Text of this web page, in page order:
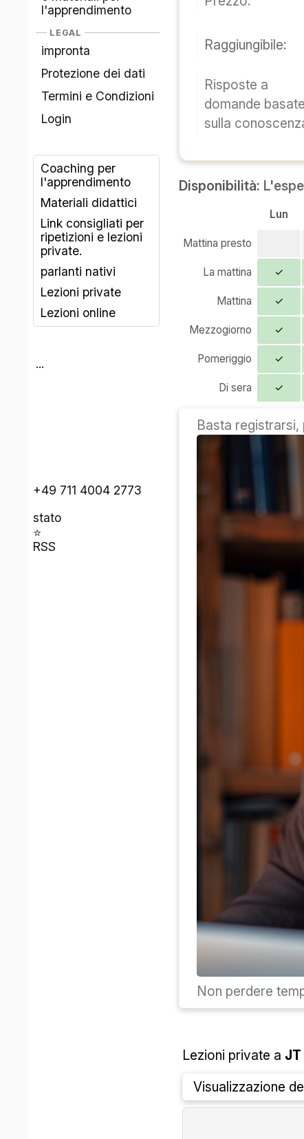
l'apprendimento
LEGAL
impronta
Protezione dei dati
Termini e Condizioni
Login
Coaching per
l'apprendimento
Materiali didattici
Link consigliati per
ripetizioni e lezioni
private.
parlanti nativi
Lezioni private
Lezioni online
...
+49 711 4004 2773
stato
⭐
RSS
Raggiungibile:
Risposte a
domande basate
sulla
Disponibilità:
Lun
Mattina presto
La mattina ✓
Mattina ✓
Mezzogiorno ✓
Pomeriggio ✓
Di sera ✓
Basta registrarsi,
Non perdere
Lezioni private a
Visualizzazione